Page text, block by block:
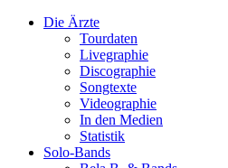
Die Ärzte
Tourdaten
Livegraphie
Discographie
Songtexte
Videographie
In den Medien
Statistik
Solo-Bands